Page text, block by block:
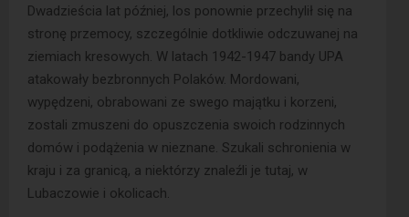
Dwadzieścia lat później, los ponownie przechylił się na
stronę przemocy, szczególnie dotkliwie odczuwanej na
ziemiach kresowych. W latach 1942-1947 bandy UPA
atakowały bezbronnych Polaków. Mordowani,
wypędzeni, obrabowani ze swego majątku i korzeni,
zostali zmuszeni do opuszczenia swoich rodzinnych
domów i podążenia w nieznane. Szukali schronienia w
kraju i za granicą, a niektórzy znaleźli je tutaj, w
Lubaczowie i okolicach.